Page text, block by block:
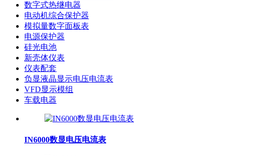
数字式热继电器
电动机综合保护器
模拟量数字面板表
电源保护器
硅光电池
新壳体仪表
仪表配套
负显液晶显示电压电流表
VFD显示模组
车载电器
IN6000数显电压电流表